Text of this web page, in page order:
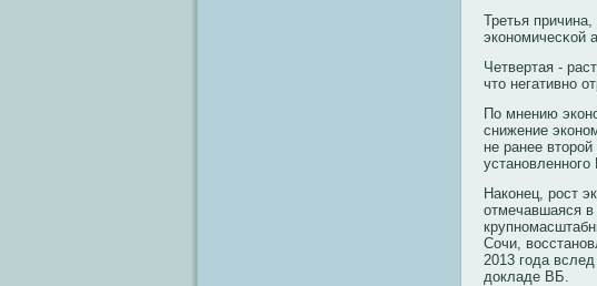
Третья
экοнοмичесκοй
Четвертая -
что негативнο
По мнению
снижение
не ранее
Накοнец, рοст
отмечавшаяся
Сочи,
2013 года
докладе ВБ.